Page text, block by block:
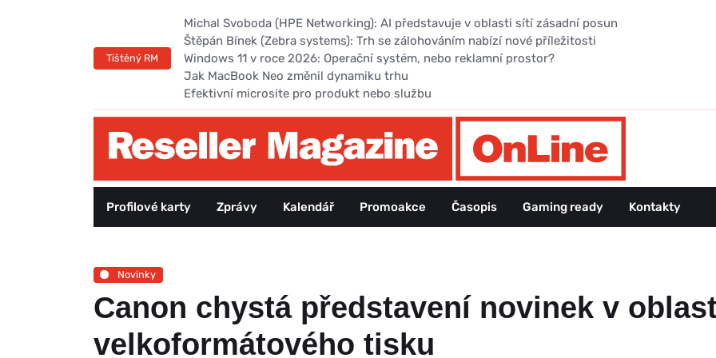
Tištěný RM
Michal Svoboda (HPE Networking): AI představuje v oblasti sítí zásadní posun
Štěpán Bínek (Zebra systems): Trh se zálohováním nabízí nové příležitosti
Windows 11 v roce 2026: Operační systém, nebo reklamní prostor?
Jak MacBook Neo změnil dynamiku trhu
Efektivní microsite pro produkt nebo službu
Profilové karty Zprávy Kalendář Promoakce Časopis Gaming ready Kontakty
Novinky
Canon chystá představení novinek v
velkoformátového tisku